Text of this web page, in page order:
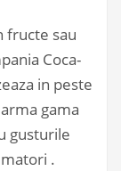
fructe sau
Coca-
in peste
gama
gusturile
.